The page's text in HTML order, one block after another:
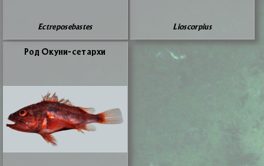
Ectreposebastes Lioscorpius
Род Оку­ни-се­тар­хи